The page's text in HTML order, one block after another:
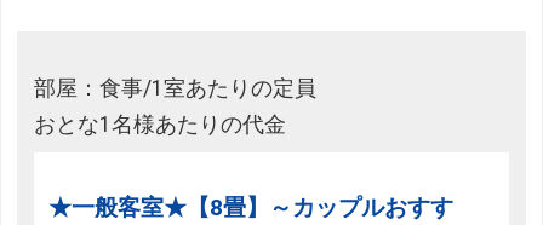
部屋：食事/1室あたりの定員
おとな1名様あたりの代金
★一般客室★【8畳】～カップルおすす